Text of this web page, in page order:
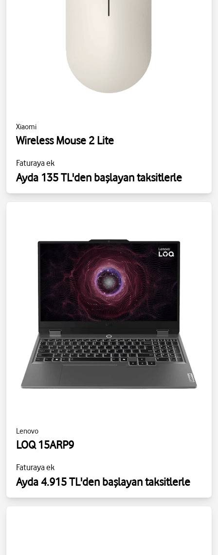
Xiaomi
Wireless Mouse 2 Lite
Faturaya ek
Ayda 135 TL'den başlayan taksitlerle
Lenovo
LOQ 15ARP9
Faturaya ek
Ayda 4.915 TL'den başlayan taksitlerle